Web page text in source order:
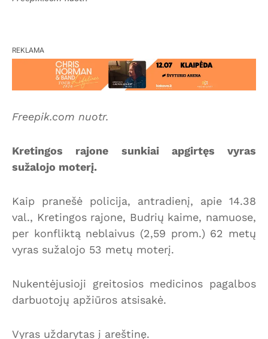
REKLAMA
Freepik.com nuotr.
Kretingos rajone sunkiai apgirtęs vyras
sužalojo moterį.
Kaip pranešė policija, antradienį, apie 14.38
val., Kretingos rajone, Budrių kaime, namuose,
per konfliktą neblaivus (2,59 prom.) 62 metų
vyras sužalojo 53 metų moterį.
Nukentėjusioji greitosios medicinos pagalbos
darbuotojų apžiūros atsisakė.
Vyras uždarytas į areštinę.